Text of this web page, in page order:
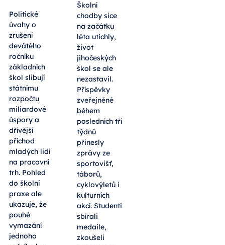
Politické
úvahy o
zrušení
devátého
ročníku
základních
škol slibují
státnímu
rozpočtu
miliardové
úspory a
dřívější
příchod
mladých lidí
na pracovní
trh. Pohled
do školní
praxe ale
ukazuje, že
pouhé
vymazání
jednoho
Školní
chodby sice
na začátku
léta utichly,
život
jihočeských
škol se ale
nezastavil.
Příspěvky
zveřejněné
během
posledních tří
týdnů
přinesly
zprávy ze
sportovišť,
táborů,
cyklovýletů i
kulturních
akcí. Studenti
sbírali
medaile,
zkoušeli